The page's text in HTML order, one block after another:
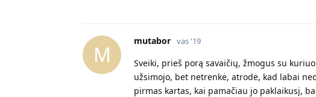
M
mutabor vas '19
Sveiki, prieš porą savaičių, žmogus su
užsimojo, bet netrenkė, atrodė, kad labai
pirmas kartas, kai pamačiau jo paklaikusį,